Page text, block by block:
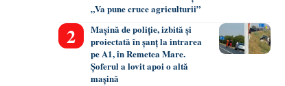
„Va pune cruce agriculturii”
Mașină de poliție, izbită și
proiectată în șanț la intrarea
pe A1, în Remetea Mare.
Șoferul a lovit apoi o altă
mașină